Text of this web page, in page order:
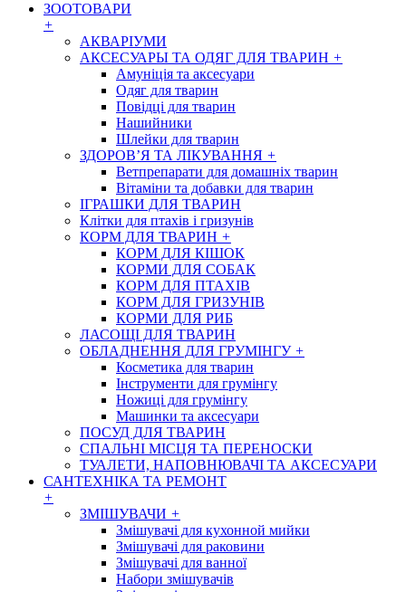
ЗООТОВАРИ
+
АКВАРІУМИ
АКСЕСУАРЫ ТА ОДЯГ ДЛЯ ТВАРИН +
Амуніція та аксесуари
Одяг для тварин
Повідці для тварин
Нашийники
Шлейки для тварин
ЗДОРОВ’Я ТА ЛІКУВАННЯ +
Ветпрепарати для домашніх тварин
Вітаміни та добавки для тварин
ІГРАШКИ ДЛЯ ТВАРИН
Клітки для птахів і гризунів
КОРМ ДЛЯ ТВАРИН +
КОРМ ДЛЯ КІШОК
КОРМИ ДЛЯ СОБАК
КОРМ ДЛЯ ПТАХІВ
КОРМ ДЛЯ ГРИЗУНІВ
КОРМИ ДЛЯ РИБ
ЛАСОЩІ ДЛЯ ТВАРИН
ОБЛАДНЕННЯ ДЛЯ ГРУМІНГУ +
Косметика для тварин
Інструменти для грумінгу
Ножиці для грумінгу
Машинки та аксесуари
ПОСУД ДЛЯ ТВАРИН
СПАЛЬНІ МІСЦЯ ТА ПЕРЕНОСКИ
ТУАЛЕТИ, НАПОВНЮВАЧІ ТА АКСЕСУАРИ
САНТЕХНІКА ТА РЕМОНТ
+
ЗМІШУВАЧИ +
Змішувачі для кухонной мийки
Змішувачі для раковини
Змішувачі для ванної
Набори змішувачів